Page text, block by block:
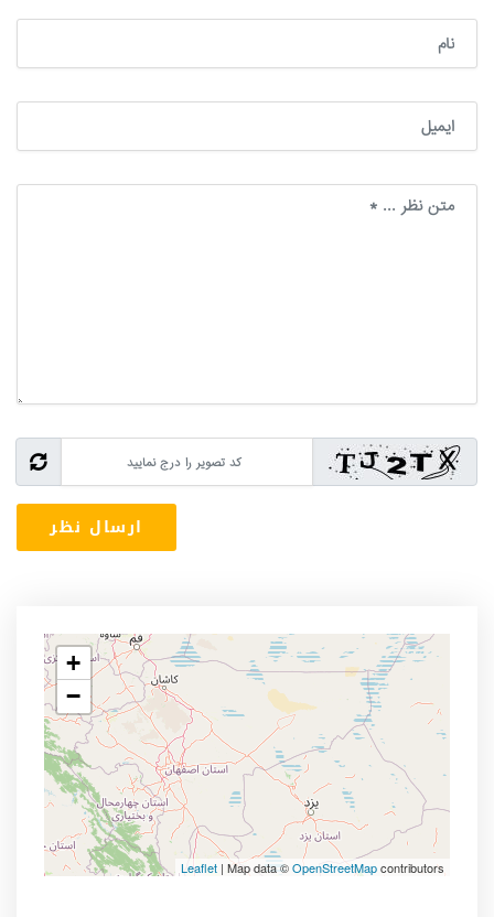
+
−
Leaflet | Map data ©OpenStreetMapcontributors